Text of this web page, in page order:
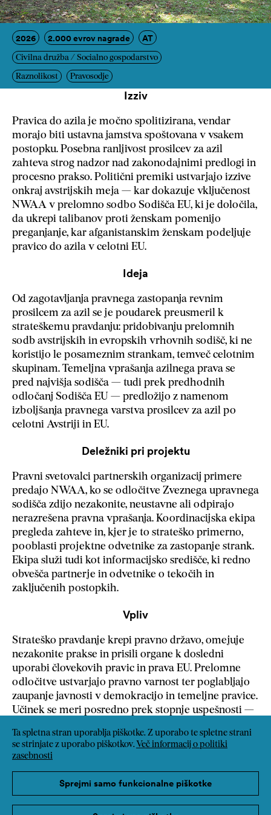
Ta spletna stran uporablja piškotke. Z uporabo te spletne strani
se strinjate z uporabo piškotkov. Več informacij o politiki
zasebnosti
Sprejmi samo funkcionalne piškotke
2026 2.000 evrov nagrade AT
Civilna družba / Socialno gospodarstvo
Raznolikost Pravosodje
Izziv
Pravica do azila je močno spolitizirana, vendar
morajo biti ustavna jamstva spoštovana v vsakem
postopku. Posebna ranljivost prosilcev za azil
zahteva strog nadzor nad zakonodajnimi predlogi in
procesno prakso. Politični premiki ustvarjajo izzive
onkraj avstrijskih meja — kar dokazuje vključenost
NWAA v prelomno sodbo Sodišča EU, ki je določila,
da ukrepi talibanov proti ženskam pomenijo
preganjanje, kar afganistanskim ženskam podeljuje
pravico do azila v celotni EU.
Ideja
Od zagotavljanja pravnega zastopanja revnim
prosilcem za azil se je poudarek preusmeril k
strateškemu pravdanju: pridobivanju prelomnih
sodb avstrijskih in evropskih vrhovnih sodišč, ki ne
koristijo le posameznim strankam, temveč celotnim
skupinam. Temeljna vprašanja azilnega prava se
pred najvišja sodišča — tudi prek predhodnih
odločanj Sodišča EU — predložijo z namenom
izboljšanja pravnega varstva prosilcev za azil po
celotni Avstriji in EU.
Deležniki pri projektu
Pravni svetovalci partnerskih organizacij primere
predajo NWAA, ko se odločitve Zveznega upravnega
sodišča zdijo nezakonite, neustavne ali odpirajo
nerazrešena pravna vprašanja. Koordinacijska ekipa
pregleda zahteve in, kjer je to strateško primerno,
pooblasti projektne odvetnike za zastopanje strank.
Ekipa služi tudi kot informacijsko središče, ki redno
obvešča partnerje in odvetnike o tekočih in
zaključenih postopkih.
Vpliv
Strateško pravdanje krepi pravno državo, omejuje
nezakonite prakse in prisili organe k dosledni
uporabi človekovih pravic in prava EU. Prelomne
odločitve ustvarjajo pravno varnost ter poglabljajo
zaupanje javnosti v demokracijo in temeljne pravice.
Učinek se meri posredno prek stopnje uspešnosti —
in prispevajo k doslednejšemu odločanju v
celotnem azilnem sistemu.
Prenos
Usklajena strokovna mreža in model pro bono sta